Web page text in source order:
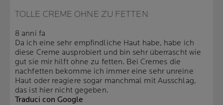
TOLLE CREME OHNE ZU FETTEN
8 anni fa
Da ich eine sehr empfindliche Haut habe, habe ich
diese Creme ausprobiert und bin sehr überrascht wie
gut sie mir hilft ohne zu fetten. Bei Cremes die
nachfetten bekomme ich immer eine sehr unreine
Haut oder reagiere sogar manchmal mit Ausschlag,
das ist hier nicht gegeben.
Traduci con Google